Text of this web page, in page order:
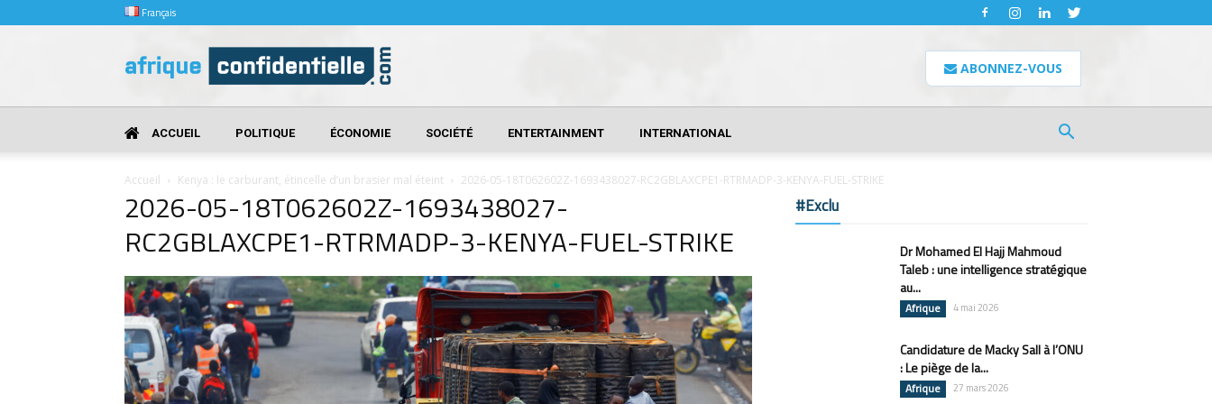
Français
Confidentielle
ABONNEZ-VOUS
ACCUEIL POLITIQUE ÉCONOMIE SOCIÉTÉ ENTERTAINMENT INTERNATIONAL
Accueil Kenya : le carburant, étincelle d’un brasier mal éteint 2026-05-18T062602Z-1693438027-RC2GBLAXCPE1-RTRMADP-3-KENYA-FUEL-STRIKE
2026-05-18T062602Z-1693438027-
RC2GBLAXCPE1-RTRMADP-3-KENYA-FUEL-STRIKE
#Exclu
Dr Mohamed El Hajj Mahmoud
Taleb : une intelligence stratégique
au...
Afrique 4 mai 2026
Candidature de Macky Sall à l’ONU
: Le piège de la...
Afrique 27 mars 2026